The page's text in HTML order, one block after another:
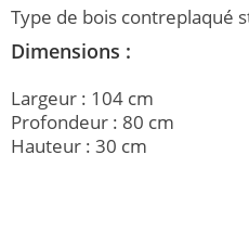
Type de bois contreplaqué
Dimensions :
Largeur : 104 cm
Profondeur : 80 cm
Hauteur : 30 cm